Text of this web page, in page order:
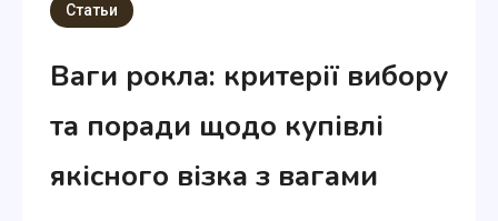
Статьи
Ваги рокла: критерії вибору
та поради щодо купівлі
якісного візка з вагами